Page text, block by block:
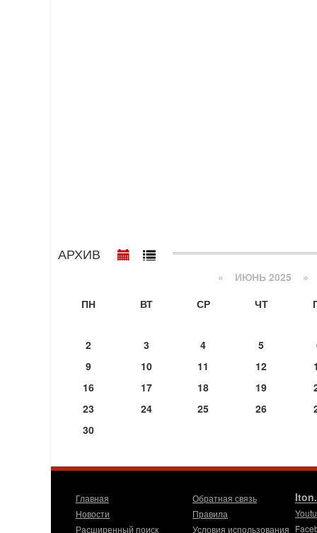
АРХИВ
« ИЮНЬ 2025 »
ПН
ВТ СР ЧТ
2
3 4 5
9
10 11 12
16
17 18 19
23
24 25 26
30
Главная
Новости
Расширенный поиск
Обратная связь
Правила
Условия использования